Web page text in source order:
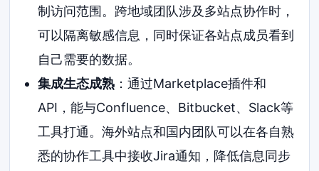
制访问范围。跨地域团队涉及多站点协作时，
可以隔离敏感信息，同时保证各站点成员看到
自己需要的数据。
集成生态成熟：通过Marketplace插件和
API，能与Confluence、Bitbucket、Slack等
工具打通。海外站点和国内团队可以在各自熟
悉的协作工具中接收Jira通知，降低信息同步